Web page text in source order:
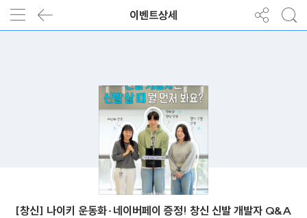
이벤트상세
[창신] 나이키 운동화·네이버페이 증정! 창신 신발 개발자 Q&A